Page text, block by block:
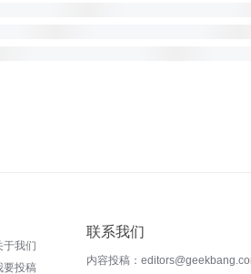
于我们
要投稿
联系我们
内容投稿：